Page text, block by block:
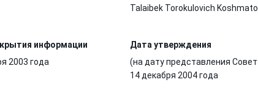
Talaibek Torokulovich
информации
2003 года
Дата утверждения
(на дату представления
14 декабря 2004 года